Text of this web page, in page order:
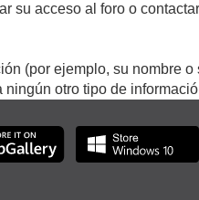
su acceso al foro o
(por ejemplo, su nombre
otro tipo de